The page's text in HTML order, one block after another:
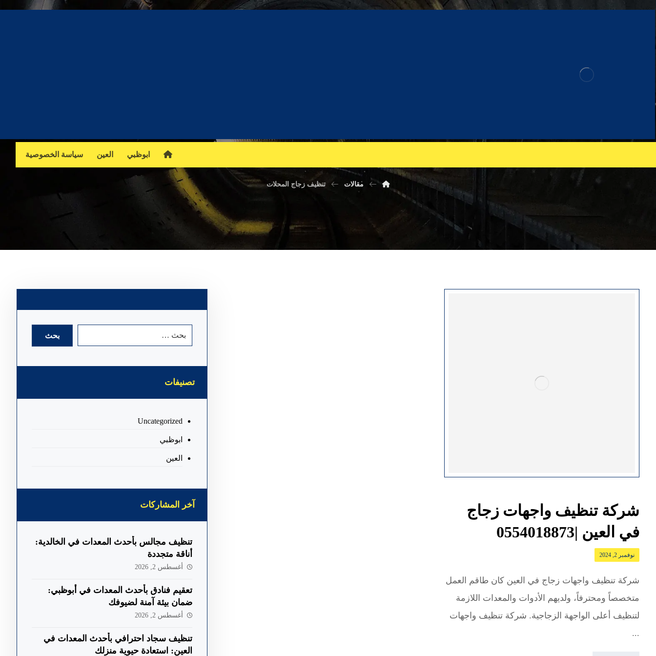
ابوظبي العين سياسة الخصوصية
مقالات تنظيف زجاج المحلات
شركة تنظيف واجهات زجاج
في العين |0554018873
نوفمبر 2, 2024
شركة تنظيف واجهات زجاج في العين كان طاقم العمل
متخصصاً ومحترفاً، ولديهم الأدوات والمعدات اللازمة
لتنظيف أعلى الواجهة الزجاجية. شركة تنظيف واجهات
...
تصنيفات
Uncategorized
ابوظبي
العين
آخر المشاركات
تنظيف مجالس بأحدث المعدات في الخالدية:
أناقة متجددة
أغسطس 2, 2026
تعقيم فنادق بأحدث المعدات في أبوظبي:
ضمان بيئة آمنة لضيوفك
أغسطس 2, 2026
تنظيف سجاد احترافي بأحدث المعدات في
العين: استعادة حيوية منزلك